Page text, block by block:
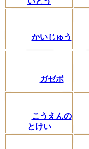
かいじゅう
ガゼボ
こうえんの
とけい